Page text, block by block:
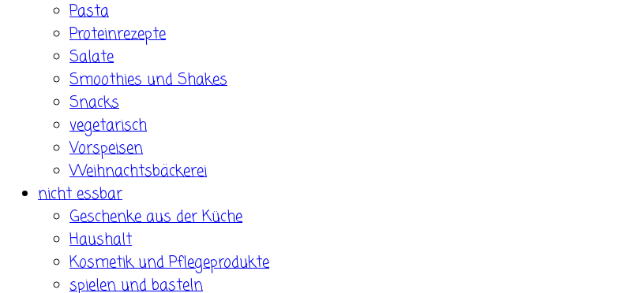
Pasta
Proteinrezepte
Salate
Smoothies und Shakes
Snacks
vegetarisch
Vorspeisen
Weihnachtsbäckerei
nicht essbar
Geschenke aus der Küche
Haushalt
Kosmetik und Pflegeprodukte
spielen und basteln